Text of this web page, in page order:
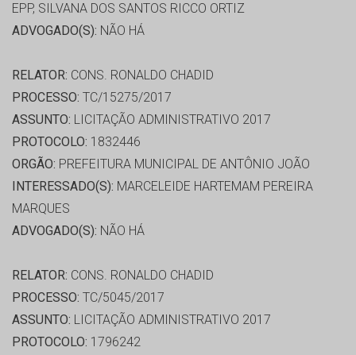
EPP, SILVANA DOS SANTOS RICCO ORTIZ
ADVOGADO(S): NÃO HÁ
RELATOR: CONS. RONALDO CHADID
PROCESSO: TC/15275/2017
ASSUNTO: LICITAÇÃO ADMINISTRATIVO 2017
PROTOCOLO: 1832446
ORGÃO: PREFEITURA MUNICIPAL DE ANTÔNIO JOÃO
INTERESSADO(S): MARCELEIDE HARTEMAM PEREIRA
MARQUES
ADVOGADO(S): NÃO HÁ
RELATOR: CONS. RONALDO CHADID
PROCESSO: TC/5045/2017
ASSUNTO: LICITAÇÃO ADMINISTRATIVO 2017
PROTOCOLO: 1796242